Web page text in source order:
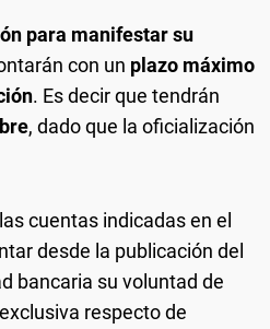
para manifestar su
con un plazo máximo
. Es decir que tendrán
, dado que la oficialización
cuentas indicadas en el
desde la publicación del
bancaria su voluntad de
respecto de